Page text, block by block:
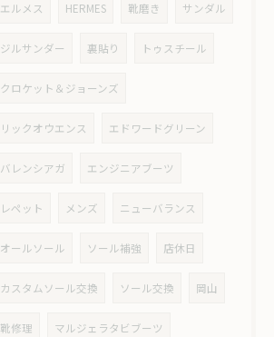
エルメス HERMES 靴磨き サンダル
ジルサンダー 裏貼り トゥスチール
クロケット＆ジョーンズ
リックオウエンス エドワードグリーン
バレンシアガ エンジニアブーツ
レペット メンズ ニューバランス
オールソール ソール補強 店休日
カスタムソール交換 ソール交換 岡山
靴修理 マルジェラタビブーツ